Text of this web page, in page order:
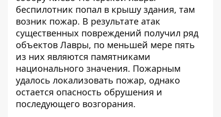
беспилотник попал в крышу здания, там
возник пожар. В результате атак
существенных повреждений получил ряд
объектов Лавры, по меньшей мере пять
из них являются памятниками
национального значения. Пожарным
удалось локализовать пожар, однако
остается опасность обрушения и
последующего возгорания.